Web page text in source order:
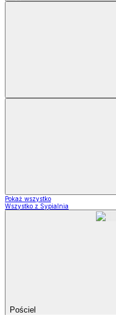
Pokaż wszystko
Wszystko z Sypialnia
Pościel